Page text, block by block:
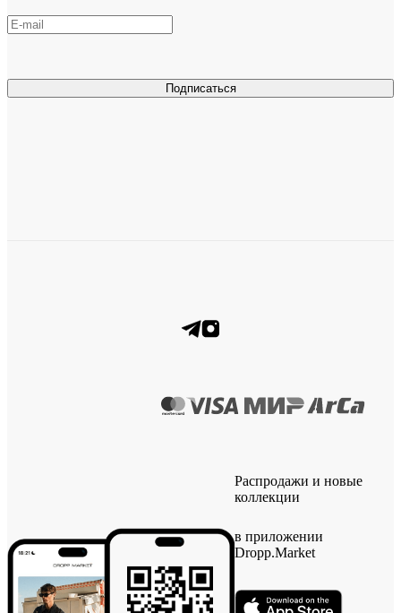
Подписаться
Распродажи и новые
коллекции
в приложении
Dropp.Market